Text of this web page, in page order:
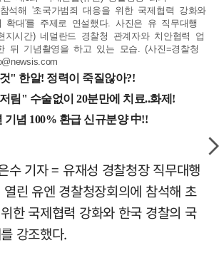
석해 '초국가범죄 대응을 위한 국제협력 강화와
확대'를 주제로 연설했다. 사진은 유 직무대행
지시간) 네덜란드 경찰청 관계자와 치안협력 업
뒤 기념촬영을 하고 있는 모습. (사진=경찰청
수 기자 = 유재성 경찰청장 직무대행
린 유엔 경찰청장회의에 참석해 초
한 국제협력 강화와 한국 경찰의 국
강조했다.